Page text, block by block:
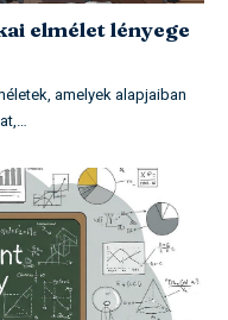
elmélet lényege
amelyek alapjaiban